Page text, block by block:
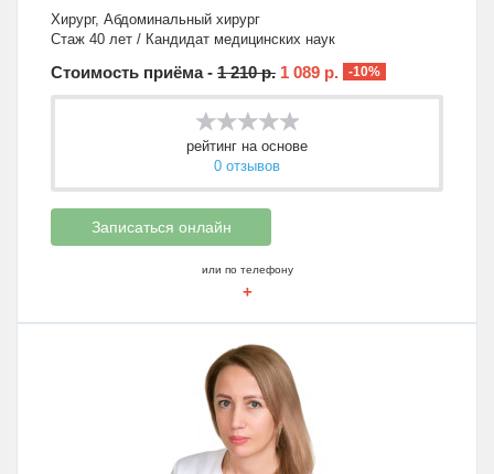
Хирург, Абдоминальный хирург
Стаж 40 лет / Кандидат медицинских наук
Стоимость приёма - 1 210 р. 1 089 р. -10%
рейтинг на основе
0 отзывов
Записаться онлайн
или по телефону
+